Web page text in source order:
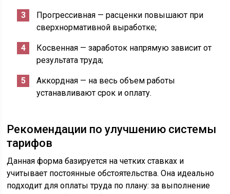
Прогрессивная — расценки повышают при
сверхнормативной выработке;
Косвенная — заработок напрямую зависит от
результата труда;
Аккордная — на весь объем работы
устанавливают срок и оплату.
Рекомендации по улучшению системы
тарифов
Данная форма базируется на четких ставках и
учитывает постоянные обстоятельства. Она идеально
подходит для оплаты труда по плану: за выполнение